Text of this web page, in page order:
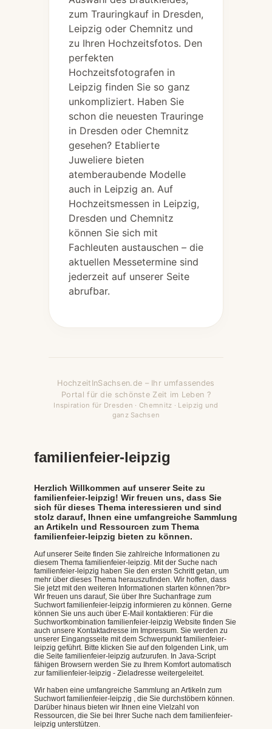
zum Trauringkauf in Dresden,
Leipzig oder Chemnitz und
zu Ihren Hochzeitsfotos. Den
perfekten
Hochzeitsfotografen in
Leipzig finden Sie so ganz
unkompliziert. Haben Sie
schon die neuesten Trauringe
in Dresden oder Chemnitz
gesehen? Etablierte
Juweliere bieten
atemberaubende Modelle
auch in Leipzig an. Auf
Hochzeitsmessen in Leipzig,
Dresden und Chemnitz
können Sie sich mit
Fachleuten austauschen – die
aktuellen Messetermine sind
jederzeit auf unserer Seite
abrufbar.
HochzeitInSachsen.de – Ihr umfassendes
Portal für die schönste Zeit im Leben ?
Inspiration für Dresden · Chemnitz · Leipzig und
ganz Sachsen
familienfeier-leipzig
Herzlich Willkommen auf unserer Seite zu
familienfeier-leipzig! Wir freuen uns, dass Sie
sich für dieses Thema interessieren und sind
stolz darauf, Ihnen eine umfangreiche Sammlung
an Artikeln und Ressourcen zum Thema
familienfeier-leipzig bieten zu können.
Auf unserer Seite finden Sie zahlreiche Informationen zu
diesem Thema familienfeier-leipzig. Mit der Suche nach
familienfeier-leipzig haben Sie den ersten Schritt getan, um
mehr über dieses Thema herauszufinden. Wir hoffen, dass
Sie jetzt mit den weiteren Informationen starten können?br>
Wir freuen uns darauf, Sie über Ihre Suchanfrage zum
Suchwort familienfeier-leipzig informieren zu können. Gerne
können Sie uns auch über E-Mail kontaktieren: Für die
Suchwortkombination familienfeier-leipzig Website finden Sie
auch unsere Kontaktadresse im Impressum. Sie werden zu
unserer Eingangsseite mit dem Schwerpunkt familienfeier-
leipzig geführt. Bitte klicken Sie auf den folgenden Link, um
die Seite familienfeier-leipzig aufzurufen. In Java-Script
fähigen Browsern werden Sie zu Ihrem Komfort automatisch
zur familienfeier-leipzig - Zieladresse weitergeleitet.
Wir haben eine umfangreiche Sammlung an Artikeln zum
Suchwort familienfeier-leipzig , die Sie durchstöbern können.
Darüber hinaus bieten wir Ihnen eine Vielzahl von
Ressourcen, die Sie bei Ihrer Suche nach dem familienfeier-
leipzig unterstützen.